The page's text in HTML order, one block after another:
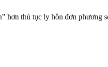
hơn thủ tục ly hôn đơn phương